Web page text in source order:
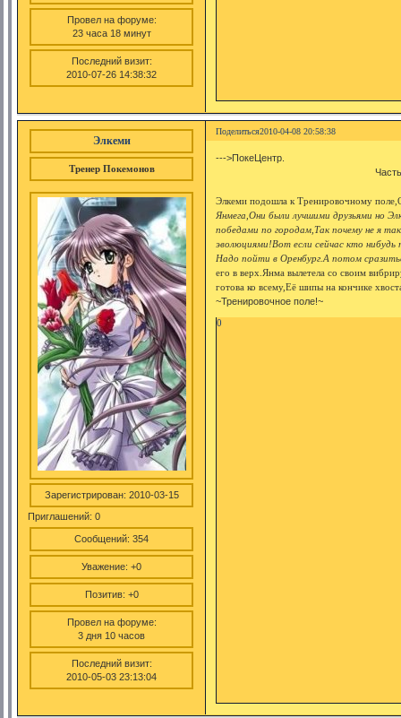
Провел на форуме:
23 часа 18 минут
Последний визит:
2010-07-26 14:38:32
Поделиться2010-04-08 20:58:38
Элкеми
Тренер Покемонов
Зарегистрирован: 2010-03-15
Приглашений: 0
Сообщений: 354
Уважение: +0
Позитив: +0
Провел на форуме:
3 дня 10 часов
Последний визит:
2010-05-03 23:13:04
--->ПокеЦентр.
Элкеми подошла к Тренировочному
Янмега,Они были лучшими друзьями но
победами по городам,Так почему не я
эволюциями!Вот если сейчас кто
Надо пойти в Оренбург.А потом
его в верх.Янма вылетела со своим
готова ко всему,Её шипы на кончике
~Тренировочное поле!~
0